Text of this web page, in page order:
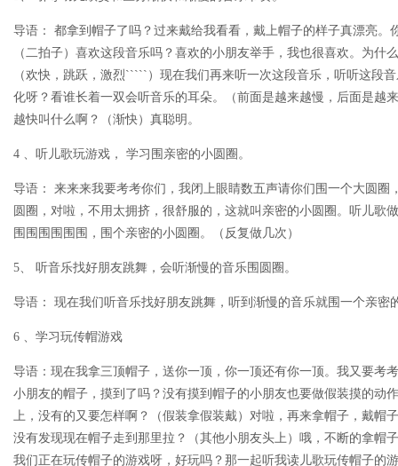
导语： 都拿到帽子了吗？过来戴给我看看，戴上帽子的样子真漂亮。
（二拍子）喜欢这段音乐吗？喜欢的小朋友举手，我也很喜欢。为什
（欢快，跳跃，激烈`````）现在我们再来听一次这段音乐，听听这段
化呀？看谁长着一双会听音乐的耳朵。（前面是越来越慢，后面是越
越快叫什么啊？（渐快）真聪明。
4 、听儿歌玩游戏， 学习围亲密的小圆圈。
导语： 来来来我要考考你们，我闭上眼睛数五声请你们围一个大圆圈
圆圈，对啦，不用太拥挤，很舒服的，这就叫亲密的小圆圈。听儿歌
围围围围围围，围个亲密的小圆圈。（反复做几次）
5、 听音乐找好朋友跳舞，会听渐慢的音乐围圆圈。
导语： 现在我们听音乐找好朋友跳舞，听到渐慢的音乐就围一个亲密
6 、学习玩传帽游戏
导语：现在我拿三顶帽子，送你一顶，你一顶还有你一顶。我又要考
小朋友的帽子，摸到了吗？没有摸到帽子的小朋友也要做假装摸的动
上，没有的又要怎样啊？（假装拿假装戴）对啦，再来拿帽子，戴
没有发现现在帽子走到那里拉？（其他小朋友头上）哦，不断的拿帽
我们正在玩传帽子的游戏呀，好玩吗？那一起听我读儿歌玩传帽子的